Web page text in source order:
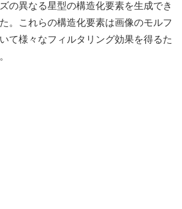
の異なる星型の構造化要素を生成でき
。これらの構造化要素は画像のモルフ
て様々なフィルタリング効果を得るた